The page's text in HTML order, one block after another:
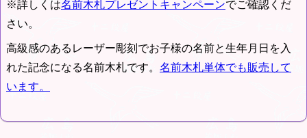
※詳しくは名前木札プレゼントキャンペーンでご確認くだ
さい。
高級感のあるレーザー彫刻でお子様の名前と生年月日を入
れた記念になる名前木札です。 名前木札単体でも販売して
います。